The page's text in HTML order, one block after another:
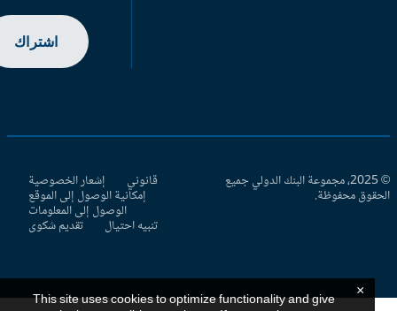
اشتراك
© 2025، مجموعة البنك الدولي جميع
محفوظة.
قانوني إشعار الخصوصية
إمكانية الوصول إلى الموقع
الوصول إلى المعلومات
تنبيه احتيال تقديم شكوى
This site uses cookies to optimize functionality and give ×